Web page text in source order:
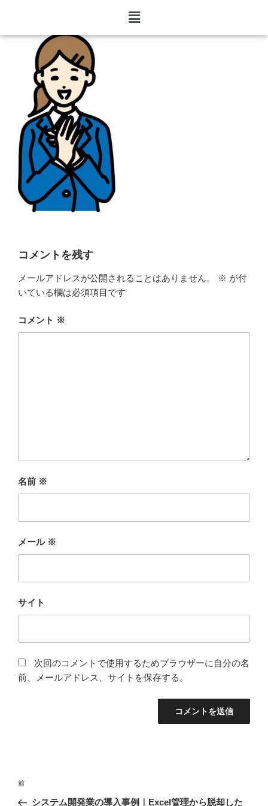
コメントを残す
メールアドレスが公開されることはありません。 ※ が付
いている欄は必須項目です
コメント ※
名前 ※
メール ※
サイト
次回のコメントで使用するためブラウザーに自分の名
前、メールアドレス、サイトを保存する。
前
システム開発業の導入事例｜Excel管理から脱却した